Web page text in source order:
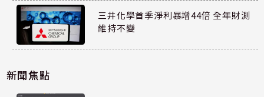
三井化學首季淨利暴增44倍 全年財測
維持不變
新聞焦點